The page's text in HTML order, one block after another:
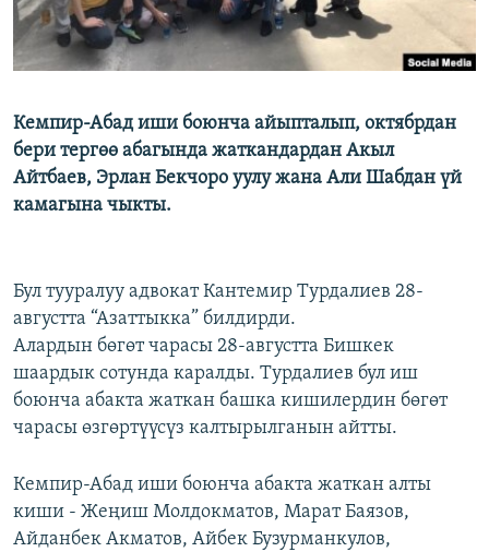
Кемпир-Абад иши боюнча айыпталып, октябрдан
бери тергөө абагында жаткандардан Акыл
Айтбаев, Эрлан Бекчоро уулу жана Али Шабдан үй
камагына чыкты.
Бул тууралуу адвокат Кантемир Турдалиев 28-
августта “Азаттыкка” билдирди.
Алардын бөгөт чарасы 28-августта Бишкек
шаардык сотунда каралды. Турдалиев бул иш
боюнча абакта жаткан башка кишилердин бөгөт
чарасы өзгөртүүсүз калтырылганын айтты.
Кемпир-Абад иши боюнча абакта жаткан алты
киши - Жеңиш Молдокматов, Марат Баязов,
Айданбек Акматов, Айбек Бузурманкулов,